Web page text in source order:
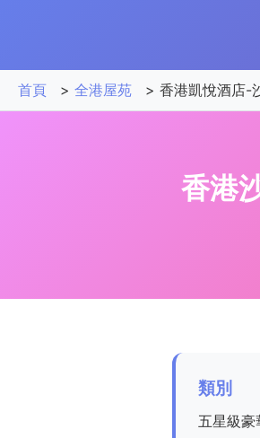
首頁 > 全港屋苑 > 香港凱悅酒店-
香港
類別
五星級豪